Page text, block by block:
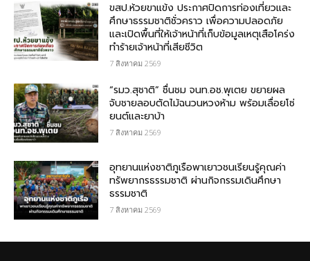
ขสป.ห้วยขาแข้ง ประกาศปิดการท่องเที่ยวและ
ศึกษาธรรมชาติชั่วคราว เพื่อความปลอดภัย
และเปิดพื้นที่ให้เจ้าหน้าที่เก็บข้อมูลเหตุเสือโคร่ง
ทำร้ายเจ้าหน้าที่เสียชีวิต
7 สิงหาคม 2569
“รมว.สุชาติ” ชื่นชม​ จนท.อช.พุเตย​ ขยายผล
จับชายลอบตัดไม้ฉนวนหวงห้าม พร้อมเลื่อยโซ่
ยนต์และยาบ้า
7 สิงหาคม 2569
อุทยานแห่งชาติภูเรือพาเยาวชนเรียนรู้คุณค่า
ทรัพยากรธรรมชาติ ผ่านกิจกรรมเดินศึกษา
ธรรมชาติ
7 สิงหาคม 2569